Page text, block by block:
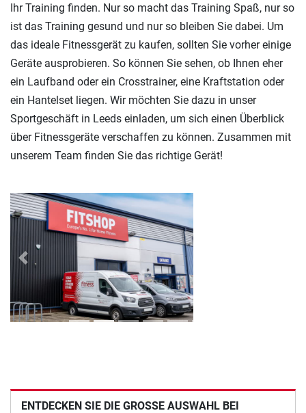
Ihr Training finden. Nur so macht das Training Spaß, nur so
ist das Training gesund und nur so bleiben Sie dabei. Um
das ideale Fitnessgerät zu kaufen, sollten Sie vorher einige
Geräte ausprobieren. So können Sie sehen, ob Ihnen eher
ein Laufband oder ein Crosstrainer, eine Kraftstation oder
ein Hantelset liegen. Wir möchten Sie dazu in unser
Sportgeschäft in Leeds einladen, um sich einen Überblick
über Fitnessgeräte verschaffen zu können. Zusammen mit
unserem Team finden Sie das richtige Gerät!
Previous
ENTDECKEN SIE DIE GROSSE AUSWAHL BEI E